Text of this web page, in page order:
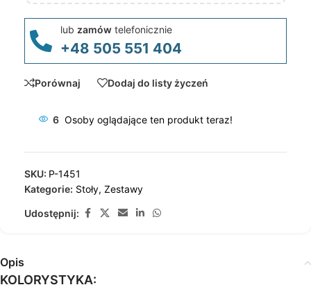
lub zamów telefonicznie
+48 505 551 404
Porównaj Dodaj do listy życzeń
6 Osoby oglądające ten produkt teraz!
SKU: P-1451
Kategorie: Stoły, Zestawy
Udostępnij:
Opis
KOLORYSTYKA: